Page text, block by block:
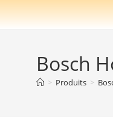
Bosch
> Produits >